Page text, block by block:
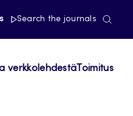
Search the journals
verkkolehdestä Toimitus